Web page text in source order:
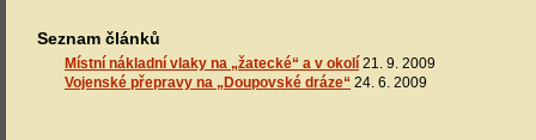
Seznam článků
Místní nákladní vlaky na „žatecké“ a v okolí 21. 9. 2009
Vojenské přepravy na „Doupovské dráze“ 24. 6. 2009